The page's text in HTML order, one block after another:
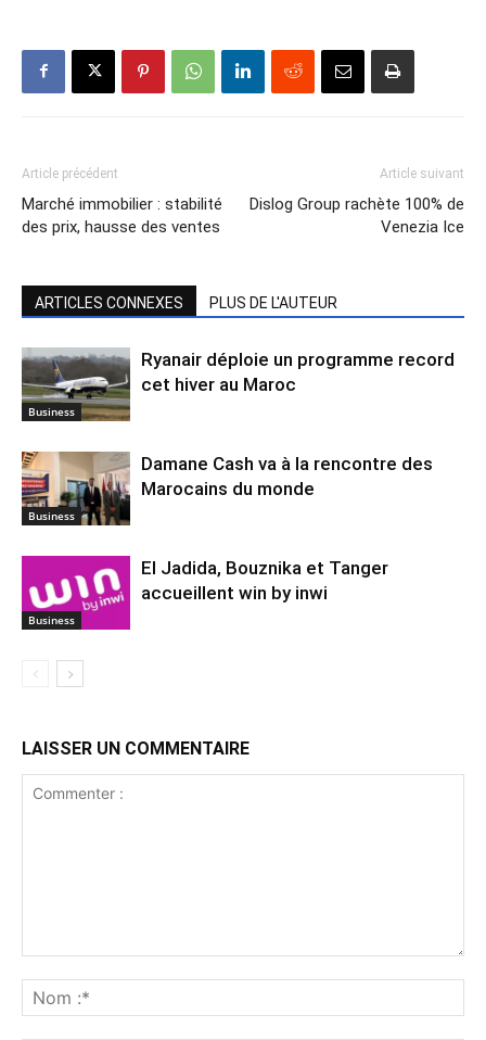
Article précédent
Marché immobilier : stabilité
des prix, hausse des ventes
Article suivant
Dislog Group rachète 100% de
Venezia Ice
ARTICLES CONNEXES PLUS DE L'AUTEUR
Business
Ryanair déploie un programme record
cet hiver au Maroc
Business
Damane Cash va à la rencontre des
Marocains du monde
Business
El Jadida, Bouznika et Tanger
accueillent win by inwi
LAISSER UN COMMENTAIRE